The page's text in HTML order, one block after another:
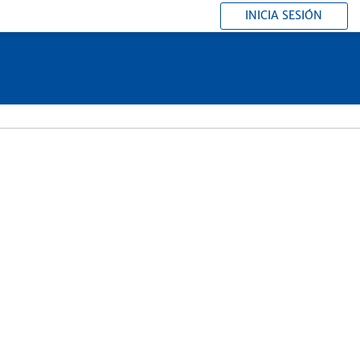
INICIA SESIÓN